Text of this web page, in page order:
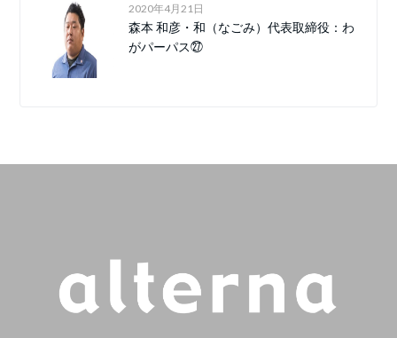
2020年4月21日
森本 和彦・和（なごみ）代表取締役：わ
がパーパス㉗